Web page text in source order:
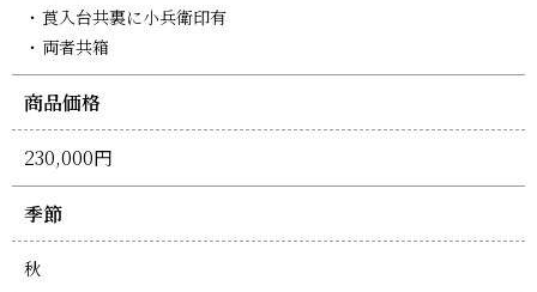
莨入台共裏に小兵衛印有
両者共箱
商品価格
230,000円
季節
秋